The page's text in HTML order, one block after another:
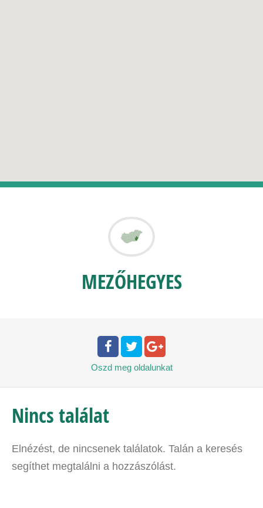
MEZŐHEGYES
Oszd meg oldalunkat
Nincs találat
Elnézést, de nincsenek találatok. Talán a keresés
segíthet megtalálni a hozzászólást.